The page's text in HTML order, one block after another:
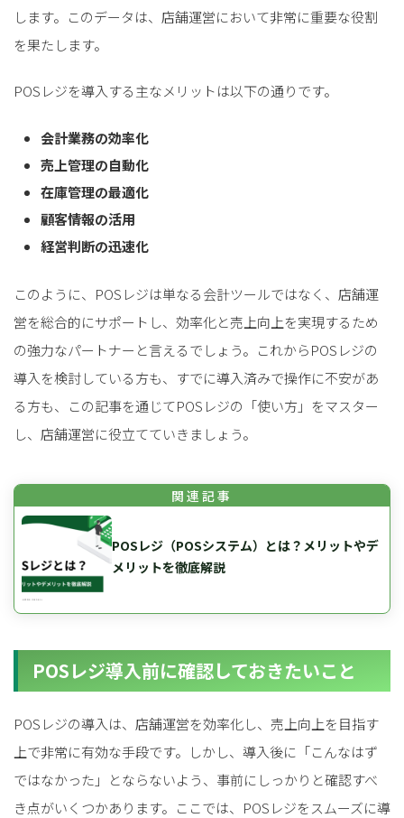
します。このデータは、店舗運営において非常に重要な役割
を果たします。
POSレジを導入する主なメリットは以下の通りです。
会計業務の効率化
売上管理の自動化
在庫管理の最適化
顧客情報の活用
経営判断の迅速化
このように、POSレジは単なる会計ツールではなく、店舗運
営を総合的にサポートし、効率化と売上向上を実現するため
の強力なパートナーと言えるでしょう。これからPOSレジの
導入を検討している方も、すでに導入済みで操作に不安があ
る方も、この記事を通じてPOSレジの「使い方」をマスター
し、店舗運営に役立てていきましょう。
POSレジ（POSシステム）とは？メリットやデ
メリットを徹底解説
POSレジ導入前に確認しておきたいこと
POSレジの導入は、店舗運営を効率化し、売上向上を目指す
上で非常に有効な手段です。しかし、導入後に「こんなはず
ではなかった」とならないよう、事前にしっかりと確認すべ
き点がいくつかあります。ここでは、POSレジをスムーズに導